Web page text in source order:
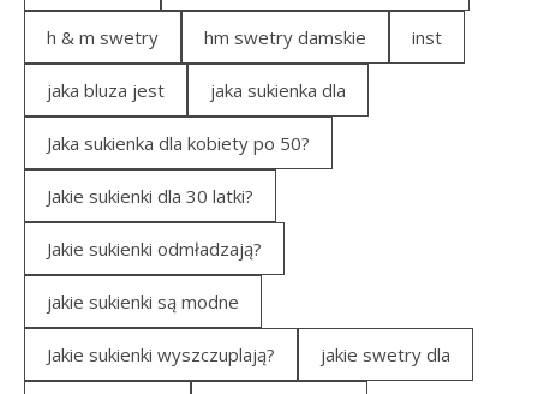
h & m swetry hm swetry damskie inst
jaka bluza jest jaka sukienka dla
Jaka sukienka dla kobiety po 50?
Jakie sukienki dla 30 latki?
Jakie sukienki odmładzają?
jakie sukienki są modne
Jakie sukienki wyszczuplają? jakie swetry dla